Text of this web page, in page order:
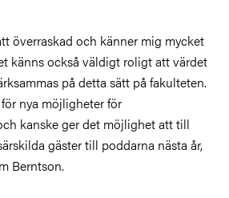
överraskad och känner mig mycket
känns också väldigt roligt att värdet
på detta sätt på fakulteten.
nya möjligheter för
kanske ger det möjlighet att till
gäster till poddarna nästa år,
Berntson.